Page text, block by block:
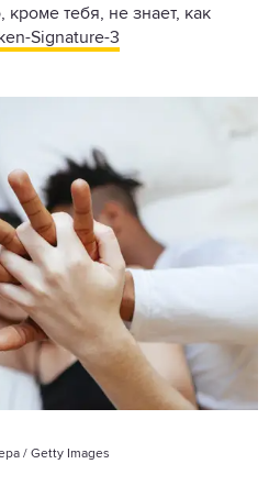
тебя, не знает, как
Signature-3
/ Getty Images